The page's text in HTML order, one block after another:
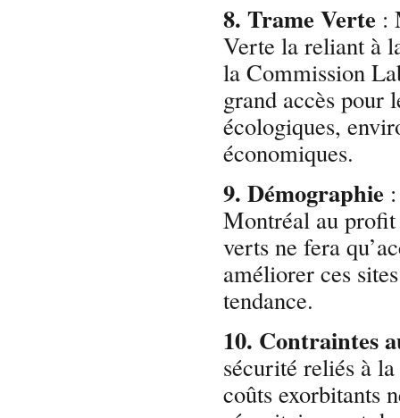
8. Trame Verte :
Verte la reliant à
la Commission
grand accès pour
écologiques,
économiques.
9. Démographie
Montréal au profit
verts ne fera
améliorer ces
tendance.
10. Contraintes
sécurité reliés à
coûts exorbitants